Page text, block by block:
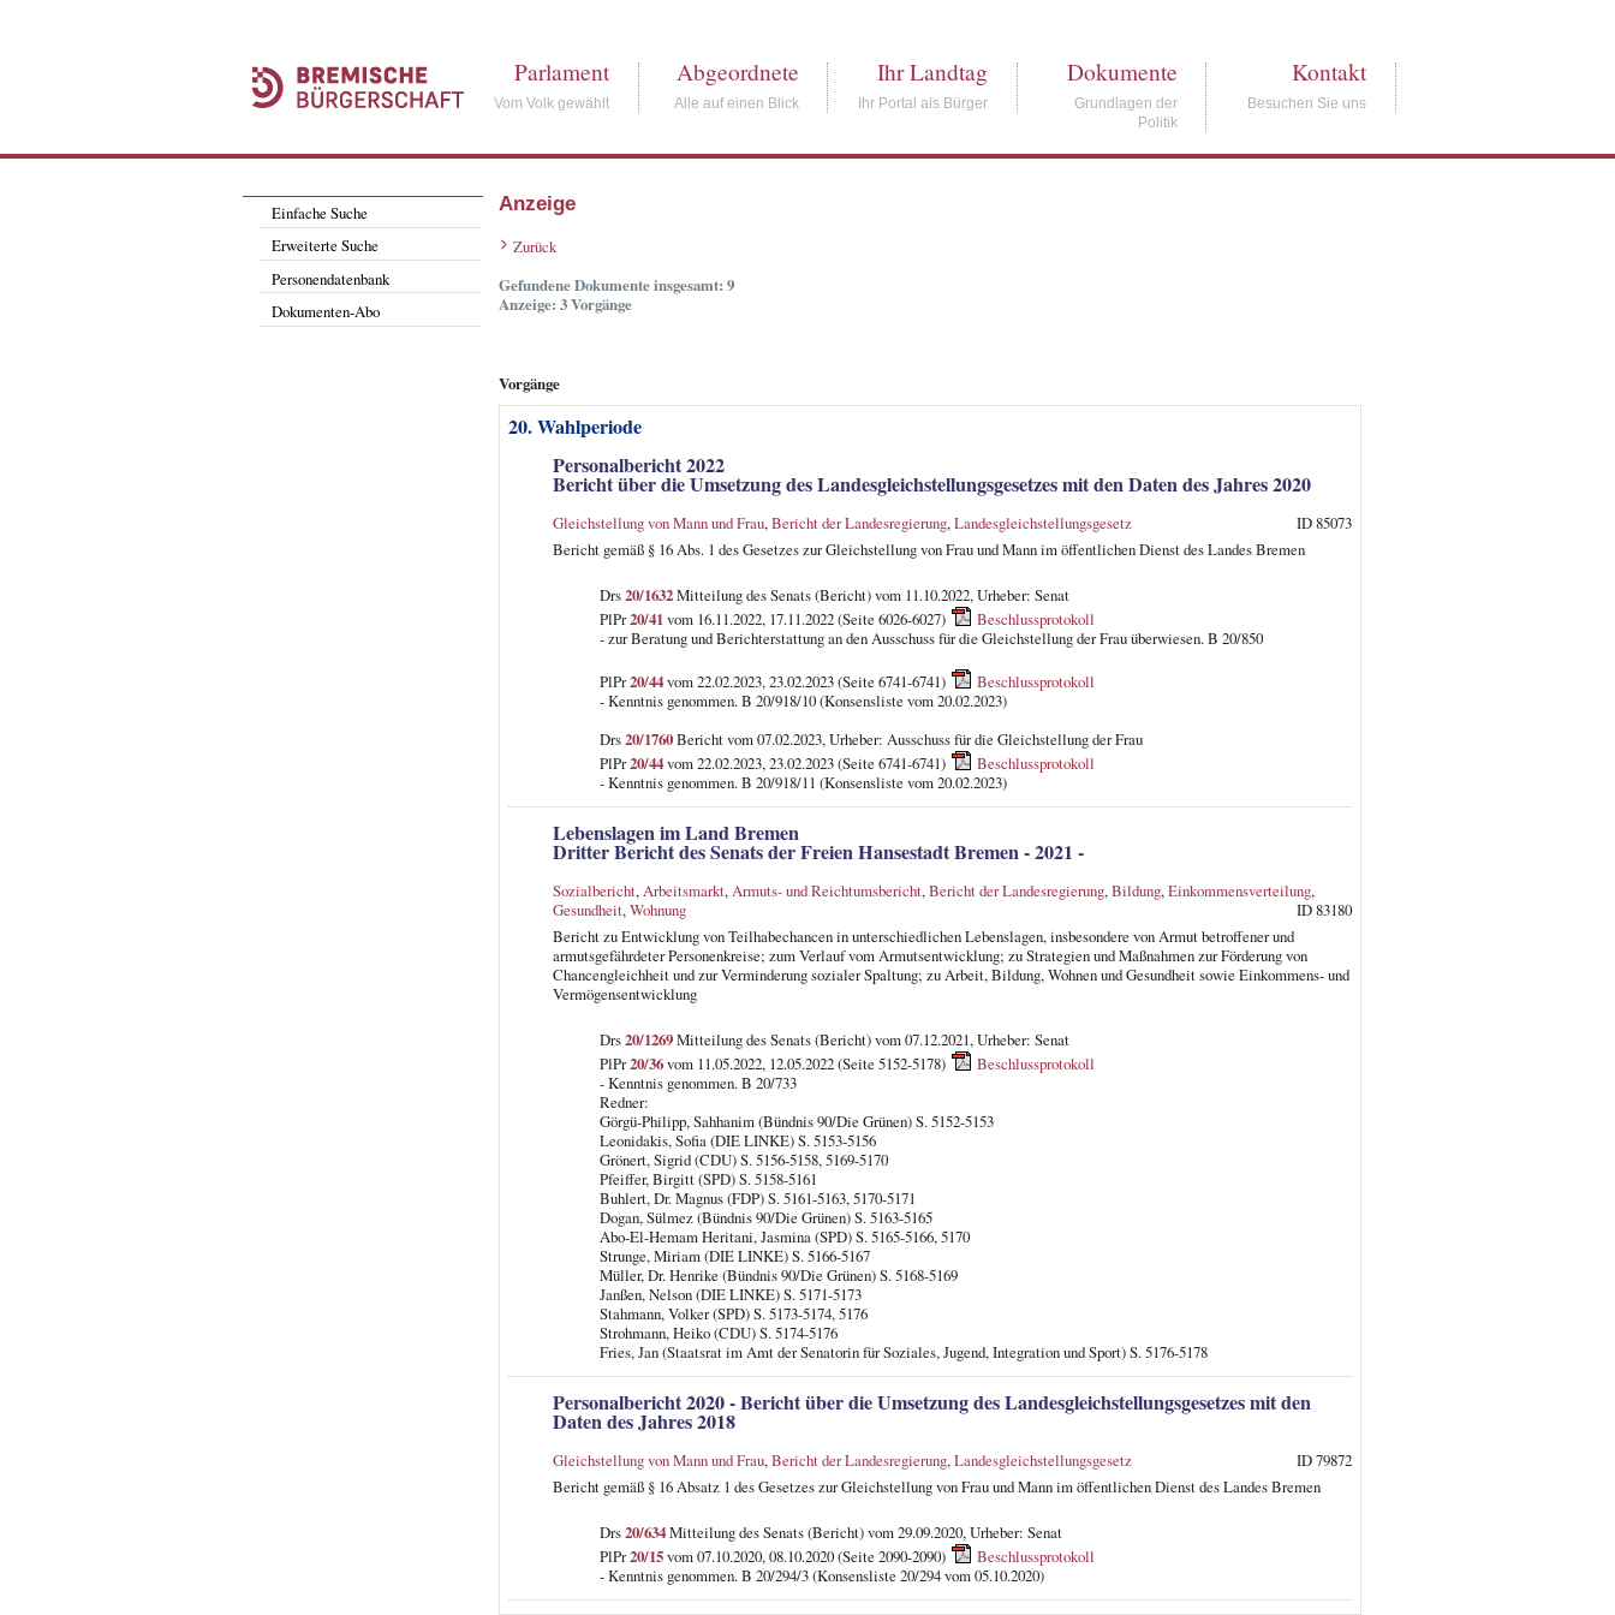
Parlament
Vom Volk gewählt
Abgeordnete
Alle auf einen Blick
Ihr Landtag
Ihr Portal als Bürger
Dokumente
Grundlagen der
Politik
Kontakt
Besuchen Sie uns
Einfache Suche
Erweiterte Suche
Personendatenbank
Dokumenten-Abo
Anzeige
Zurück
Gefundene Dokumente insgesamt: 9
Anzeige: 3 Vorgänge
Vorgänge
20. Wahlperiode
Personalbericht 2022
Bericht über die Umsetzung des Landesgleichstellungsgesetzes mit den Daten des Jahres 2020
Gleichstellung von Mann und Frau,Bericht der Landesregierung,Landesgleichstellungsgesetz
ID 85073
Bericht gemäß § 16 Abs. 1 des Gesetzes zur Gleichstellung von Frau und Mann im öffentlichen Dienst des Landes Bremen
Drs20/1632Mitteilung des Senats (Bericht) vom 11.10.2022, Urheber: Senat
PlPr20/41vom 16.11.2022, 17.11.2022 (Seite 6026-6027)
Beschlussprotokoll
- zur Beratung und Berichterstattung an den Ausschuss für die Gleichstellung der Frau überwiesen. B 20/850
PlPr20/44vom 22.02.2023, 23.02.2023 (Seite 6741-6741)
Beschlussprotokoll
- Kenntnis genommen. B 20/918/10 (Konsensliste vom 20.02.2023)
Drs20/1760Bericht vom 07.02.2023, Urheber: Ausschuss für die Gleichstellung der Frau
PlPr20/44vom 22.02.2023, 23.02.2023 (Seite 6741-6741)
Beschlussprotokoll
- Kenntnis genommen. B 20/918/11 (Konsensliste vom 20.02.2023)
Lebenslagen im Land Bremen
Dritter Bericht des Senats der Freien Hansestadt Bremen - 2021 -
Sozialbericht,Arbeitsmarkt,Armuts- und Reichtumsbericht,Bericht der Landesregierung,Bildung,Einkommensverteilung,
Gesundheit,Wohnung
ID 83180
Bericht zu Entwicklung von Teilhabechancen in unterschiedlichen Lebenslagen, insbesondere von Armut betroffener und
armutsgefährdeter Personenkreise; zum Verlauf vom Armutsentwicklung; zu Strategien und Maßnahmen zur Förderung von
Chancengleichheit und zur Verminderung sozialer Spaltung; zu Arbeit, Bildung, Wohnen und Gesundheit sowie Einkommens- und
Vermögensentwicklung
Drs20/1269Mitteilung des Senats (Bericht) vom 07.12.2021, Urheber: Senat
PlPr20/36vom 11.05.2022, 12.05.2022 (Seite 5152-5178)
Beschlussprotokoll
- Kenntnis genommen. B 20/733
Redner:
Görgü-Philipp, Sahhanim (Bündnis 90/Die Grünen) S. 5152-5153
Leonidakis, Sofia (DIE LINKE) S. 5153-5156
Grönert, Sigrid (CDU) S. 5156-5158, 5169-5170
Pfeiffer, Birgitt (SPD) S. 5158-5161
Buhlert, Dr. Magnus (FDP) S. 5161-5163, 5170-5171
Dogan, Sülmez (Bündnis 90/Die Grünen) S. 5163-5165
Abo-El-Hemam Heritani, Jasmina (SPD) S. 5165-5166, 5170
Strunge, Miriam (DIE LINKE) S. 5166-5167
Müller, Dr. Henrike (Bündnis 90/Die Grünen) S. 5168-5169
Janßen, Nelson (DIE LINKE) S. 5171-5173
Stahmann, Volker (SPD) S. 5173-5174, 5176
Strohmann, Heiko (CDU) S. 5174-5176
Fries, Jan (Staatsrat im Amt der Senatorin für Soziales, Jugend, Integration und Sport) S. 5176-5178
Personalbericht 2020 - Bericht über die Umsetzung des Landesgleichstellungsgesetzes mit den
Daten des Jahres 2018
Gleichstellung von Mann und Frau,Bericht der Landesregierung,Landesgleichstellungsgesetz
ID 79872
Bericht gemäß § 16 Absatz 1 des Gesetzes zur Gleichstellung von Frau und Mann im öffentlichen Dienst des Landes Bremen
Drs20/634Mitteilung des Senats (Bericht) vom 29.09.2020, Urheber: Senat
PlPr20/15vom 07.10.2020, 08.10.2020 (Seite 2090-2090)
Beschlussprotokoll
- Kenntnis genommen. B 20/294/3 (Konsensliste 20/294 vom 05.10.2020)